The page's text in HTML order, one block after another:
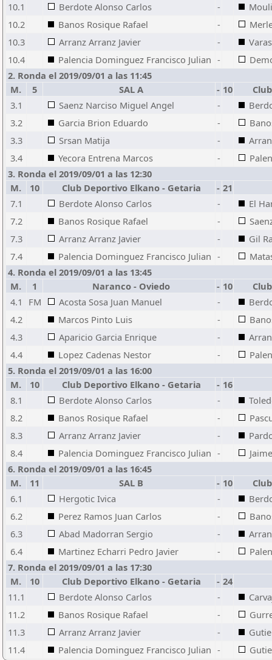
10.1
Berdote Alonso Carlos -
10.2
Banos Rosique Rafael -
10.3
Arranz Arranz Javier -
10.4
Palencia Dominguez Francisco Julian -
2. Ronda el 2019/09/01 a las 11:45
M.
5 SAL A - 10
3.1
Saenz Narciso Miguel Angel -
3.2
Garcia Brion Eduardo -
3.3
Srsan Matija -
3.4
Yecora Entrena Marcos -
3. Ronda el 2019/09/01 a las 12:30
M.
10 Club Deportivo Elkano - Getaria - 21
7.1
Berdote Alonso Carlos -
El
7.2
Banos Rosique Rafael -
7.3
Arranz Arranz Javier -
Gil
7.4
Palencia Dominguez Francisco Julian -
4. Ronda el 2019/09/01 a las 13:45
M.
1 Naranco - Oviedo - 10
4.1
FM Acosta Sosa Juan Manuel -
4.2
Marcos Pinto Luis -
4.3
Aparicio Garcia Enrique -
4.4
Lopez Cadenas Nestor -
5. Ronda el 2019/09/01 a las 16:00
M.
10 Club Deportivo Elkano - Getaria - 16
8.1
Berdote Alonso Carlos -
8.2
Banos Rosique Rafael -
8.3
Arranz Arranz Javier -
8.4
Palencia Dominguez Francisco Julian -
6. Ronda el 2019/09/01 a las 16:45
M.
11 SAL B - 10
6.1
Hergotic Ivica -
6.2
Perez Ramos Juan Carlos -
6.3
Abad Madorran Sergio -
6.4
Martinez Echarri Pedro Javier -
7. Ronda el 2019/09/01 a las 17:30
M.
10 Club Deportivo Elkano - Getaria - 24
11.1
Berdote Alonso Carlos -
11.2
Banos Rosique Rafael -
11.3
Arranz Arranz Javier -
11.4
Palencia Dominguez Francisco Julian -